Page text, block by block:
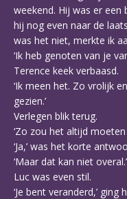
weekend. Hij was er een
hij nog even naar de
was het niet, merkte ik
‘Ik heb genoten van je
Terence keek verbaasd.
‘Ik meen het. Zo vrolijk
gezien.’
Verlegen blik terug.
‘Zo zou het altijd moeten
‘Ja,’ was het korte
‘Maar dat kan niet overal.’
Luc was even stil.
‘Je bent veranderd,’